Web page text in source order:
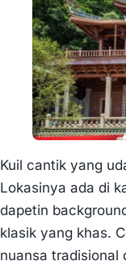
Kuil cantik yang
Lokasinya ada di
dapetin
klasik yang khas.
nuansa tradisional